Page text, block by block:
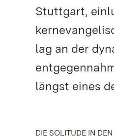
Stuttgart,
lag an der
längst eines
DIE SOLITUDE IN